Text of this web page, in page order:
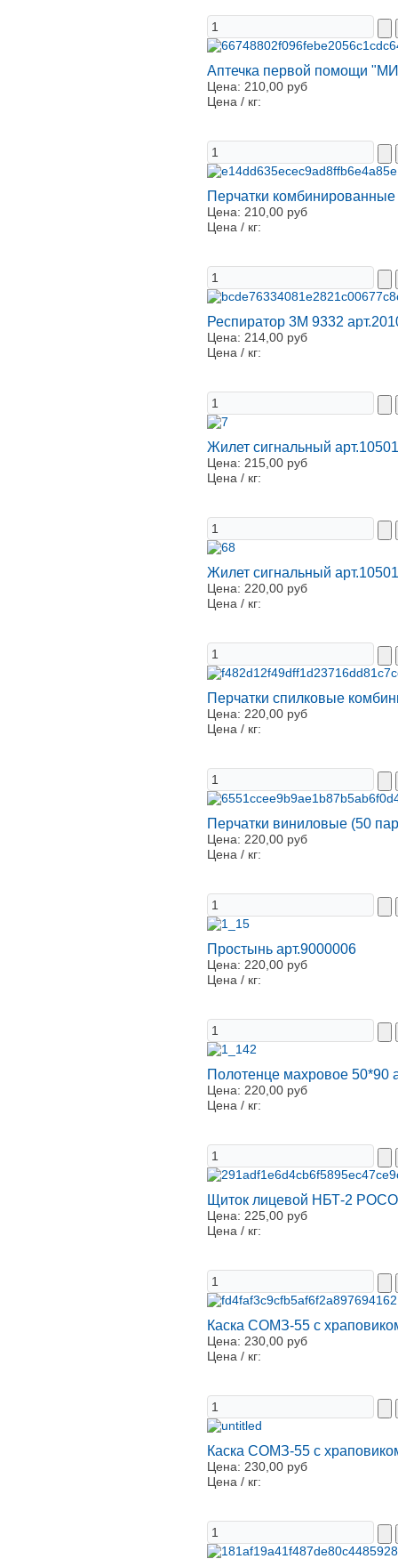
Аптечка первой помощи
Цена: 210,00 руб
Цена / кг:
Перчатки
Цена: 210,00 руб
Цена / кг:
Респиратор 3М 9332
Цена: 214,00 руб
Цена / кг:
Жилет сигнальный
Цена: 215,00 руб
Цена / кг:
Жилет сигнальный
Цена: 220,00 руб
Цена / кг:
Перчатки спилковые
Цена: 220,00 руб
Цена / кг:
Перчатки виниловые (50
Цена: 220,00 руб
Цена / кг:
Простынь арт.9000006
Цена: 220,00 руб
Цена / кг:
Полотенце махровое 50*90
Цена: 220,00 руб
Цена / кг:
Щиток лицевой НБТ-2
Цена: 225,00 руб
Цена / кг:
Каска СОМЗ-55 с
Цена: 230,00 руб
Цена / кг:
Каска СОМЗ-55 с
Цена: 230,00 руб
Цена / кг: